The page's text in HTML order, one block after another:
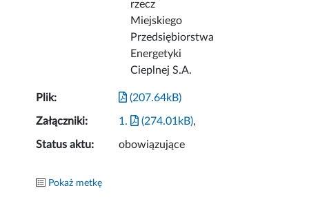
rzecz
Miejskiego
Przedsiębiorstwa
Energetyki
Cieplnej S.A.
Plik: (207.64kB)
Załączniki: 1. (274.01kB),
Status aktu: obowiązujące
Pokaż metkę